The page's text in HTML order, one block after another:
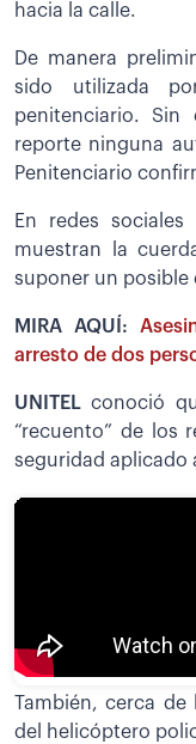
hacia la calle.
De manera
sido utilizada
penitenciario.
reporte ninguna
Penitenciario
En redes
muestran la
suponer un posible
MIRA AQUÍ:
arresto de dos
UNITELconoció
“recuento” de los
seguridad aplicado
También, cerca
del helicóptero